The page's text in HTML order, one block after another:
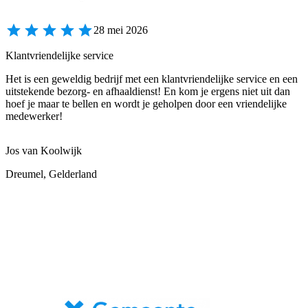
28 mei 2026
Klantvriendelijke service
Het is een geweldig bedrijf met een klantvriendelijke service en een
uitstekende bezorg- en afhaaldienst! En kom je ergens niet uit dan
hoef je maar te bellen en wordt je geholpen door een vriendelijke
medewerker!
Jos van Koolwijk
Dreumel, Gelderland